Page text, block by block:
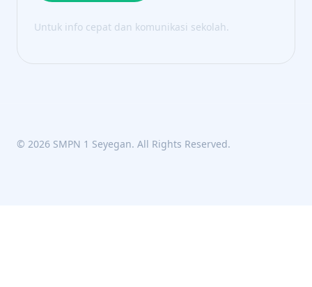
Untuk info cepat dan komunikasi sekolah.
© 2026 SMPN 1 Seyegan. All Rights Reserved.